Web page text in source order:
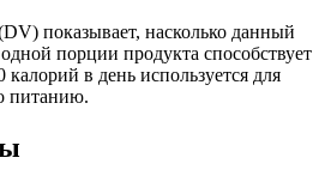
показывает, насколько данный
порции продукта способствует
в день используется для
питанию.